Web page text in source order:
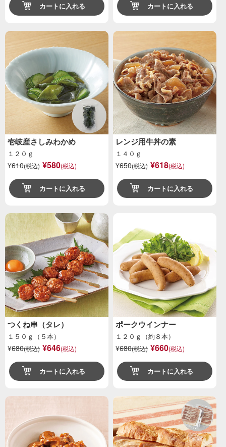
カートに入れる カートに入れる
壱岐産さしみわかめ
１２０ｇ
¥610(税込) ¥580(税込)
カートに入れる
レンジ用牛丼の素
１４０ｇ
¥650(税込) ¥618(税込)
カートに入れる
つくね串（タレ）
１５０ｇ（５本）
¥680(税込) ¥646(税込)
カートに入れる
ポークウインナー
１２０ｇ（約８本）
¥680(税込) ¥660(税込)
カートに入れる